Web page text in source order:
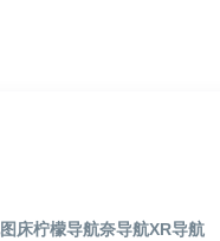
床柠檬导航奈导航XR导航